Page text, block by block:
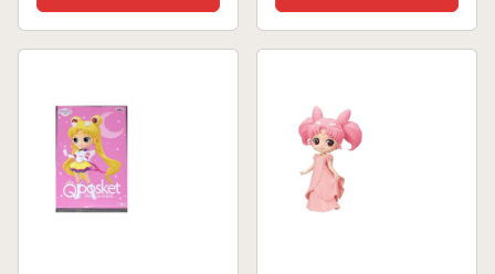
Glitter&Glamours 23cm
BP19376 Multicolor
Moon Cosmos Pelicula
BP88072 Multicolor